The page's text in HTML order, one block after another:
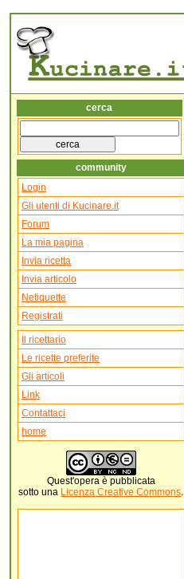
cerca
community
Login
Gli utenti di Kucinare.it
Forum
La mia pagina
Invia ricetta
Invia articolo
Netiquette
Registrati
Il ricettario
Le ricette preferite
Gli articoli
Link
Contattaci
home
Quest'opera è pubblicata
sotto una Licenza Creative Commons.